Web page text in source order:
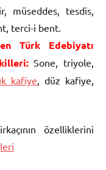
müseddes, tesdis,
terci-i bent.
Türk Edebiyatı
Sone, triyole,
kafiye , düz kafiye,
özelliklerini